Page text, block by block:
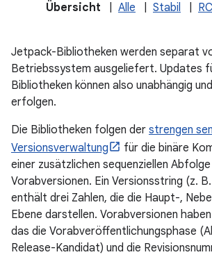
Übersicht Alle Stabil RC
Jetpack-Bibliotheken werden separat
Betriebssystem ausgeliefert. Updates
Bibliotheken können also unabhängig
erfolgen.
Die Bibliotheken folgen der strengen
Versionsverwaltung
für die binäre
einer zusätzlichen sequenziellen
Vorabversionen. Ein Versionsstring (z. B.
enthält drei Zahlen, die die Haupt-,
Ebene darstellen. Vorabversionen
das die Vorabveröffentlichungsphase
Release-Kandidat) und die